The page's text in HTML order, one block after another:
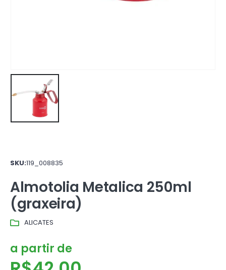
SKU:119_008835
Almotolia Metalica 250ml
(graxeira)
ALICATES
a partir de